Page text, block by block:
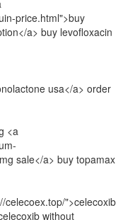
price.html">buy
a> buy levofloxacin
usa</a> order
<a
sale</a> buy topamax
celecoex.top/">celecoxib
without